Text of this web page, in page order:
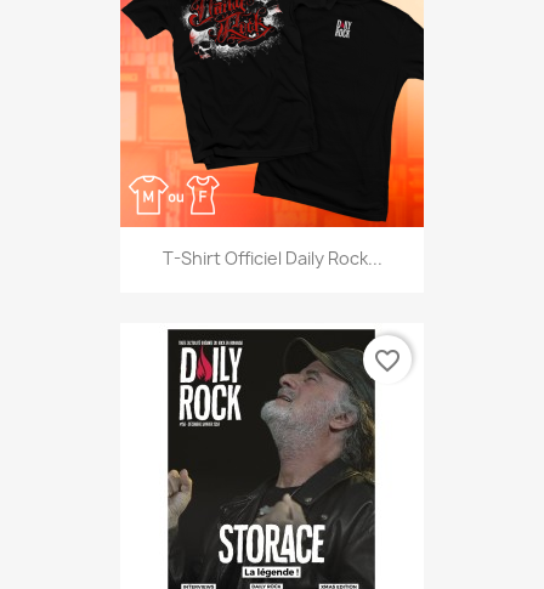
T-Shirt Officiel Daily Rock...
favorite_border